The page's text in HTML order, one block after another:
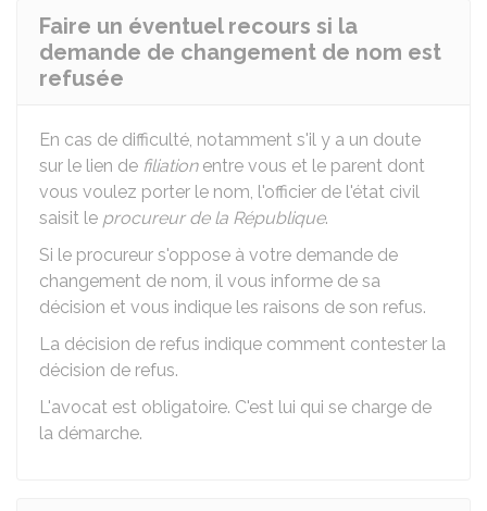
Faire un éventuel recours si la
demande de changement de nom est
refusée
En cas de difficulté, notamment s'il y a un doute
sur le lien de filiationentre vous et le parent dont
vous voulez porter le nom, l'officier de l'état civil
saisit le procureur de la République.
Si le procureur s'oppose à votre demande de
changement de nom, il vous informe de sa
décision et vous indique les raisons de son refus.
La décision de refus indique comment contester la
décision de refus.
L'avocat est obligatoire. C'est lui qui se charge de
la démarche.